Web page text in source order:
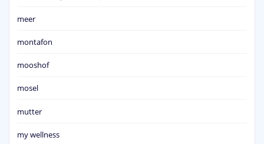
meer
montafon
mooshof
mosel
mutter
my wellness